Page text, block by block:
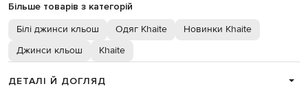
Більше товарів з категорій
Білі джинси кльош Одяг Khaite
Новинки Khaite
Джинси кльош
Khaite
ДЕТАЛІ Й ДОГЛЯД